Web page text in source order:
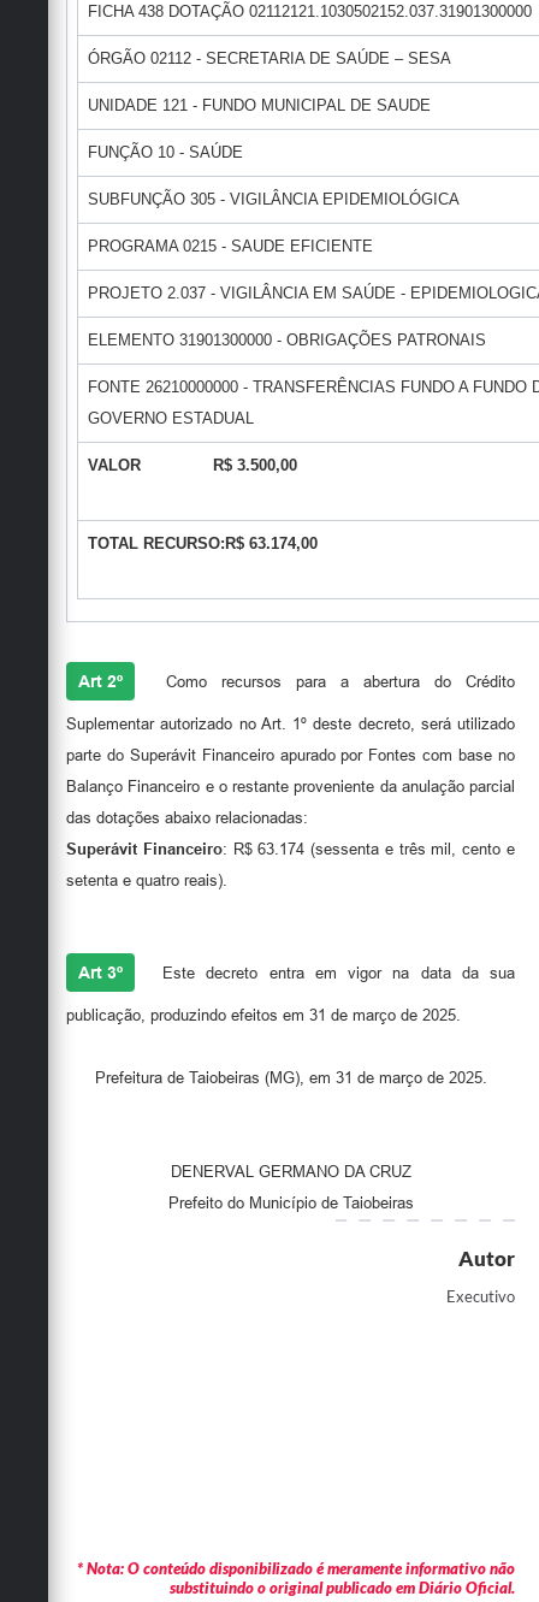
FICHA 438 DOTAÇÃO 02112121.1030502152.037.31901300000
ÓRGÃO 02112 - SECRETARIA DE SAÚDE – SESA
UNIDADE 121 - FUNDO MUNICIPAL DE SAUDE
FUNÇÃO 10 - SAÚDE
SUBFUNÇÃO 305 - VIGILÂNCIA EPIDEMIOLÓGICA
PROGRAMA 0215 - SAUDE EFICIENTE
PROJETO 2.037 - VIGILÂNCIA EM SAÚDE -
ELEMENTO 31901300000 - OBRIGAÇÕES PATRONAIS
FONTE 26210000000 - TRANSFERÊNCIAS FUNDO A
GOVERNO ESTADUAL
VALOR R$ 3.500,00
TOTAL RECURSO:R$ 63.174,00
Art 2º Como recursos para a abertura do Crédito
Suplementar autorizado no Art. 1º deste decreto, será utilizado
parte do Superávit Financeiro apurado por Fontes com base no
Balanço Financeiro e o restante proveniente da anulação parcial
das dotações abaixo relacionadas:
Superávit Financeiro: R$ 63.174 (sessenta e três mil, cento e
setenta e quatro reais).
Art 3º Este decreto entra em vigor na data da sua
publicação, produzindo efeitos em 31 de março de 2025.
Prefeitura de Taiobeiras (MG), em 31 de março de 2025.
DENERVAL GERMANO DA CRUZ
Prefeito do Município de Taiobeiras
Autor
Executivo
* Nota: O conteúdo disponibilizado é meramente informativo não
substituindo o original publicado em Diário Oficial.